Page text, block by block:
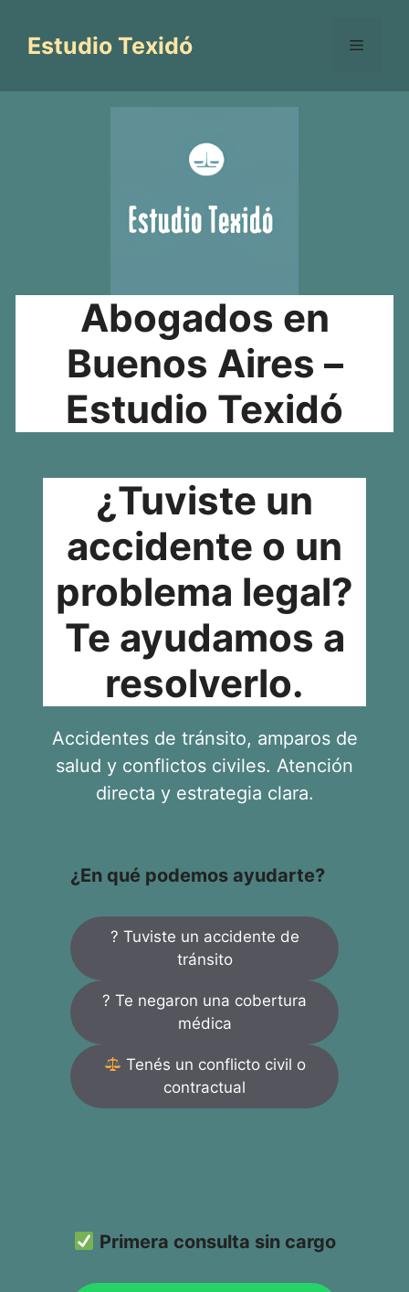
contenido
Estudio Texidó Menú
Abogados en
Buenos Aires –
Estudio Texidó
¿Tuviste un
accidente o un
problema legal?
Te ayudamos a
resolverlo.
Accidentes de tránsito, amparos de
salud y conflictos civiles. Atención
directa y estrategia clara.
¿En qué podemos ayudarte?
? Tuviste un accidente de
tránsito
? Te negaron una cobertura
médica
Tenés un conflicto civil o
contractual
Primera consulta sin cargo